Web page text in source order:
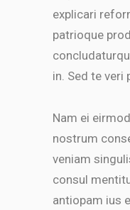
explicari
patrioque
in. Sed te veri
Nam ei
nostrum
veniam
consul
antiopam ius